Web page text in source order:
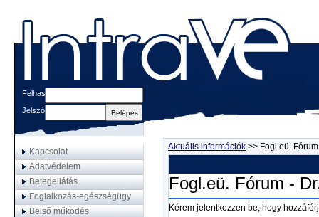
Felhasználónév
Jelszó
Kapcsolat
Adatvédelem
Betegellátás
Foglalkozás-egészségügy
Belső működés
Aktuális információk >> Fogl.eü.
Fogl.eü. Fórum -
Kérem jelentkezzen be, hogy